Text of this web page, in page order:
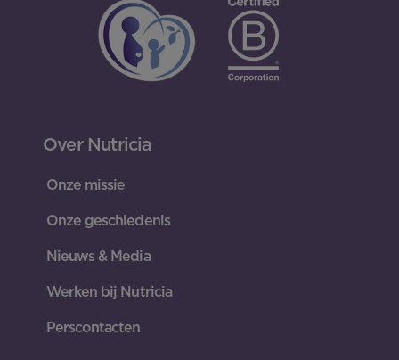
Over Nutricia
Onze missie
Onze geschiedenis
Nieuws & Media
Werken bij Nutricia
Perscontacten